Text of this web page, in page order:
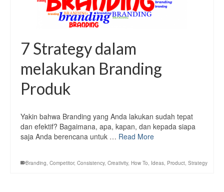
7 Strategy dalam
melakukan Branding
Produk
Yakin bahwa Branding yang Anda lakukan sudah tepat
dan efektif? Bagaimana, apa, kapan, dan kepada siapa
saja Anda berencana untuk … Read More
Branding, Competitor, Consistency, Creativity, How To, Ideas, Product, Strategy